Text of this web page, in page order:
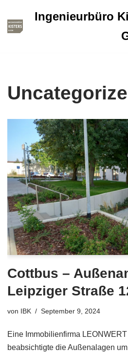
Zum
Ingenieurbüro
Cottbus –
Leipziger Straße
von IBK September 9, 2024
Eine Immobilienfirma
beabsichtigte die Außenalagen